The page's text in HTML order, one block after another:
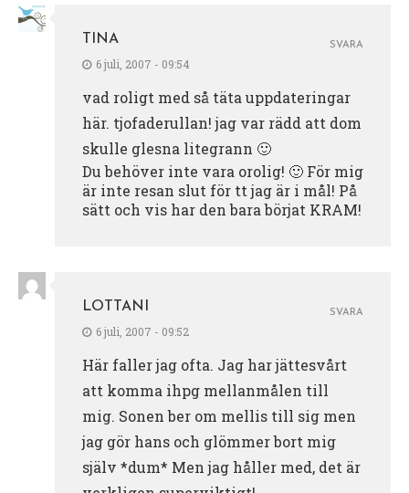
TINA
6 juli, 2007 - 09:54
vad roligt med så täta uppdateringar
här. tjofaderullan! jag var rädd att dom
skulle glesna litegrann 🙂
Du behöver inte vara orolig! 🙂 För mig
är inte resan slut för tt jag är i mål! På
sätt och vis har den bara börjat KRAM!
SVARA
LOTTANI
6 juli, 2007 - 09:52
Här faller jag ofta. Jag har jättesvårt
att komma ihpg mellanmålen till
mig. Sonen ber om mellis till sig men
jag gör hans och glömmer bort mig
själv *dum* Men jag håller med, det är
SVARA